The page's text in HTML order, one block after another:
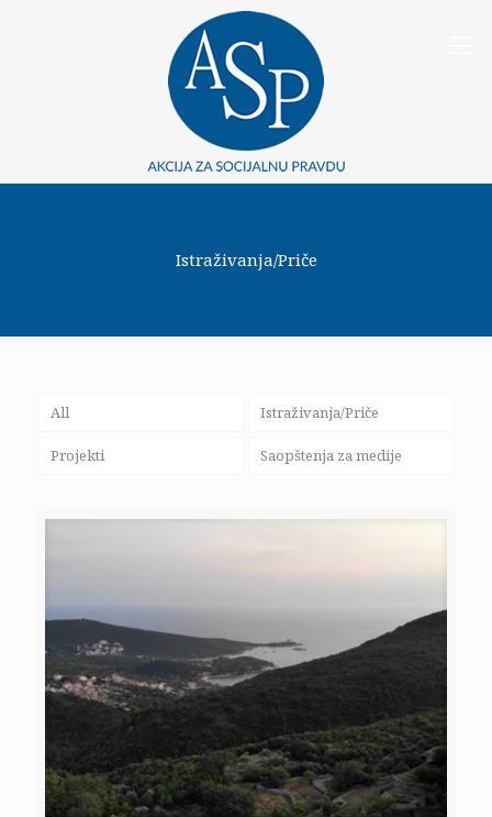
Istraživanja/Priče
All Istraživanja/Priče
Projekti Saopštenja za medije